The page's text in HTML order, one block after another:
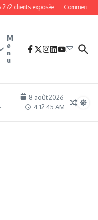
clients exposée Comment
M
e
n
u
8 août 2026
4:12:46 AM